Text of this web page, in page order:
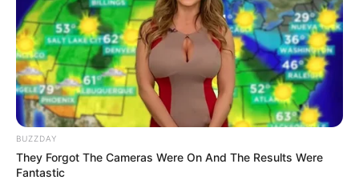
10 Pose Manekin Anti
Mainstream yang Konyol
Banget
BUZZDAY
They Forgot The Cameras Were On And The Results Were
Fantastic